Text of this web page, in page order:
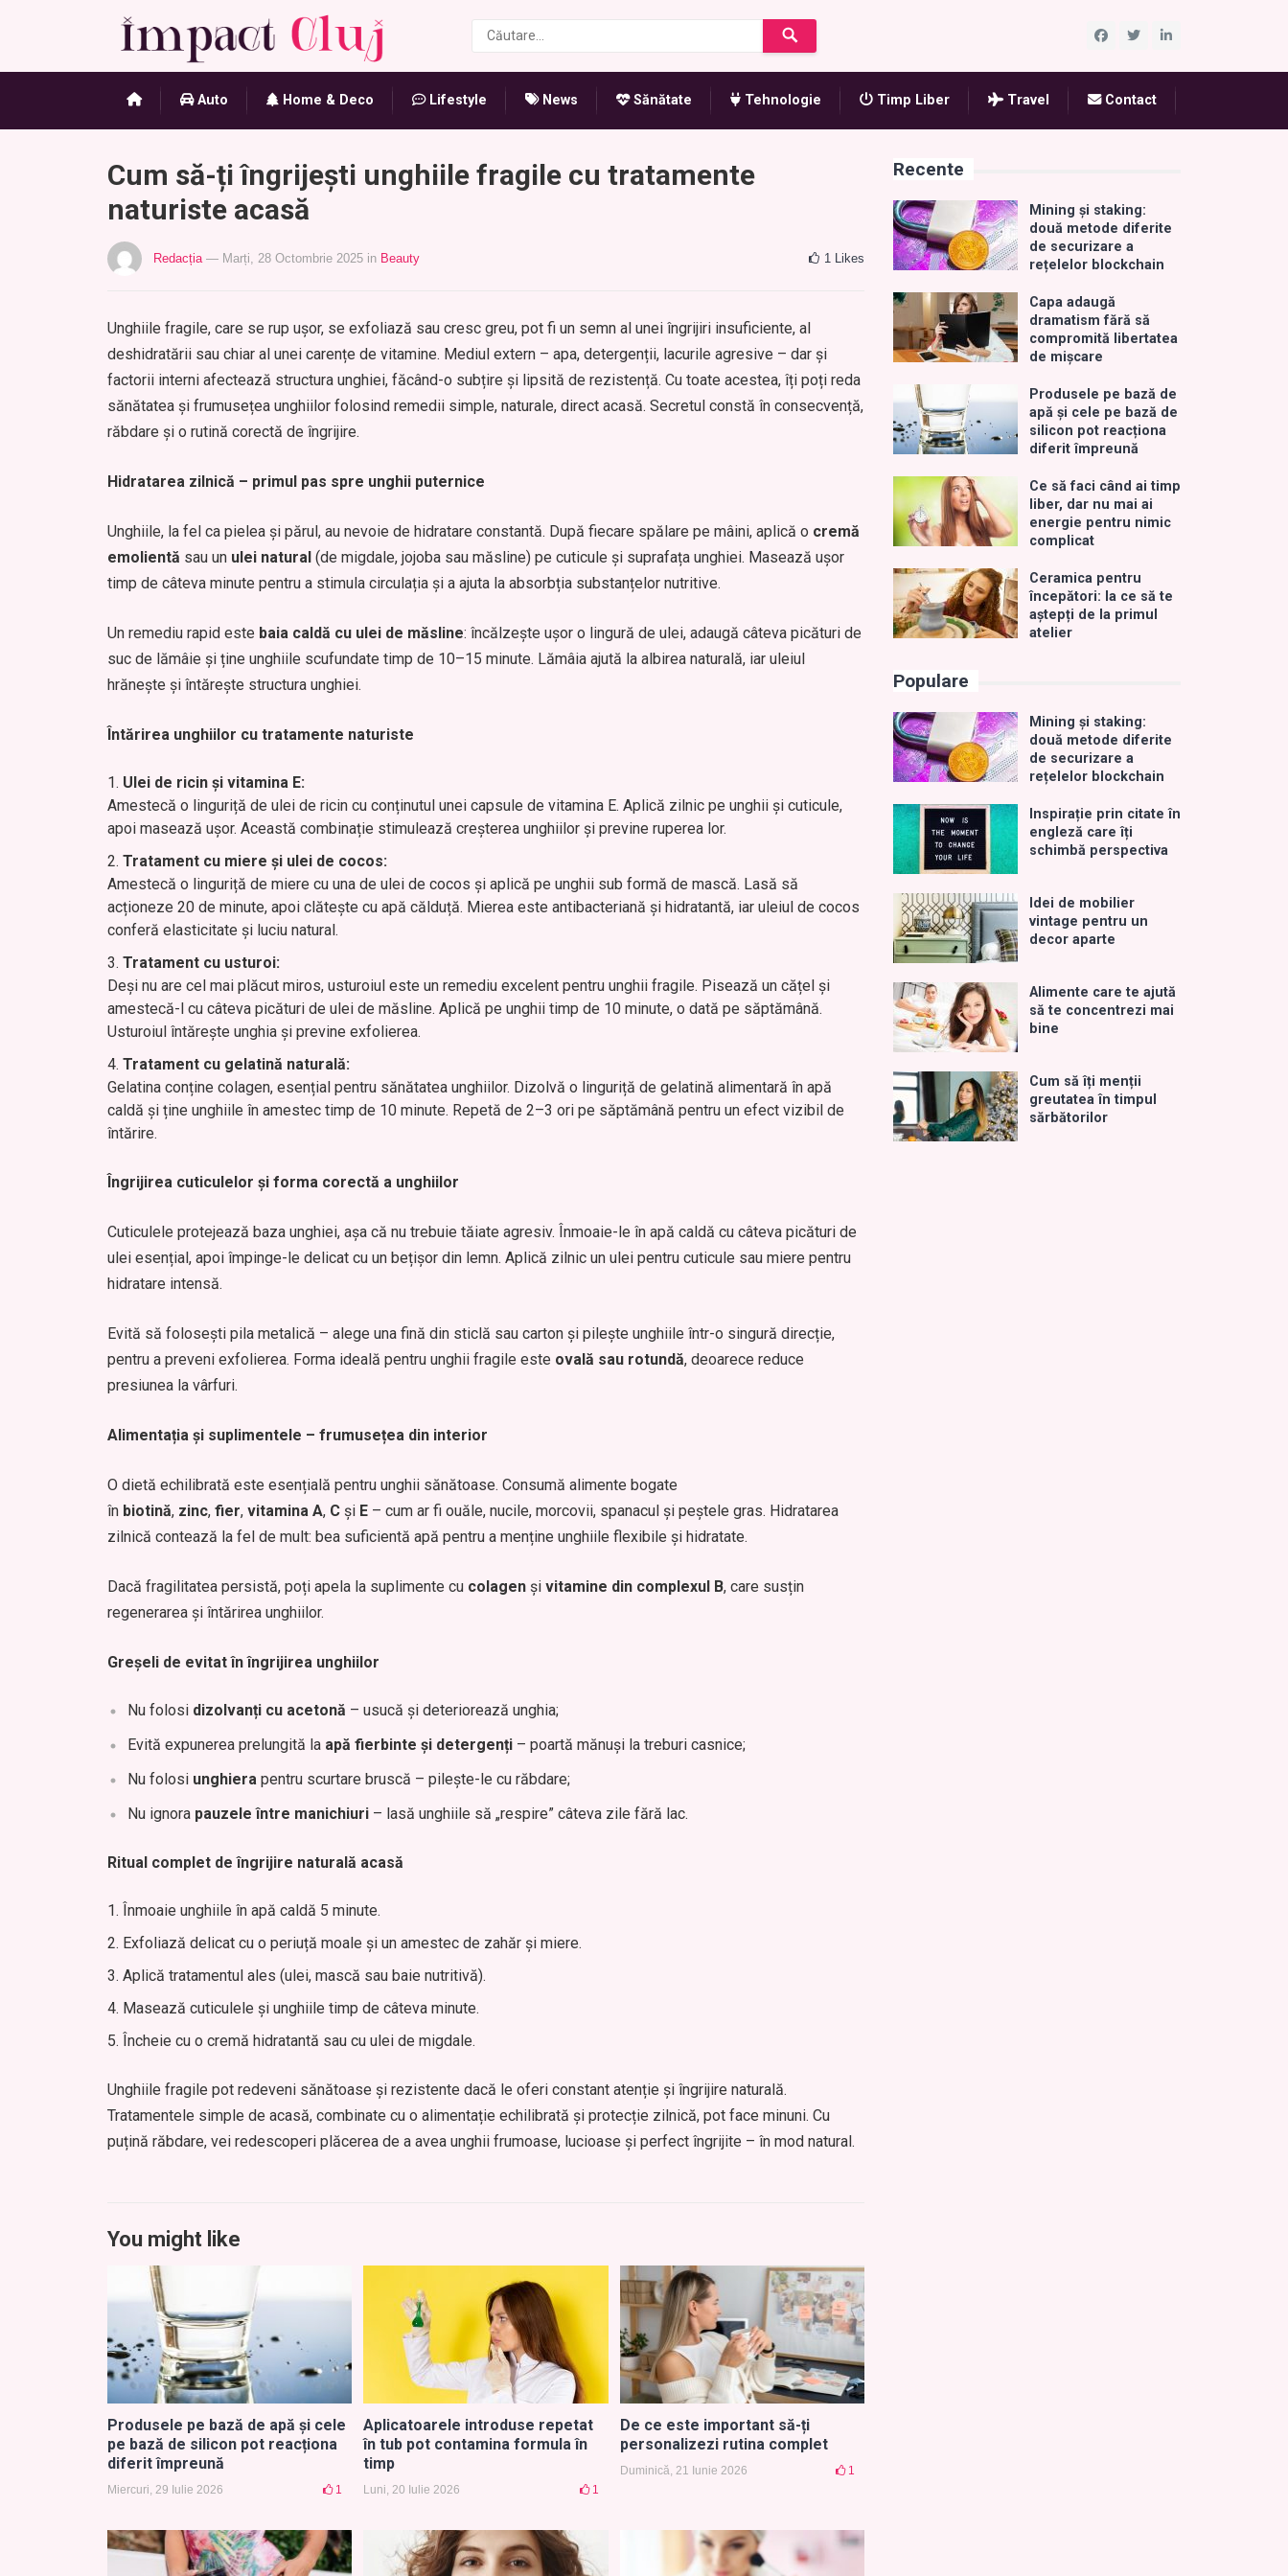
Auto Home & Deco Lifestyle News Sănătate Tehnologie Timp Liber Travel Contact
Cum să-ți îngrijești unghiile fragile cu tratamente
naturiste acasă
Redacția — Marți, 28 Octombrie 2025 in Beauty 1 Likes
Unghiile fragile, care se rup ușor, se exfoliază sau cresc greu, pot fi un semn al unei îngrijiri insuficiente, al
deshidratării sau chiar al unei carențe de vitamine. Mediul extern – apa, detergenții, lacurile agresive – dar și
factorii interni afectează structura unghiei, făcând-o subțire și lipsită de rezistență. Cu toate acestea, îți poți reda
sănătatea și frumusețea unghiilor folosind remedii simple, naturale, direct acasă. Secretul constă în consecvență,
răbdare și o rutină corectă de îngrijire.
Hidratarea zilnică – primul pas spre unghii puternice
Unghiile, la fel ca pielea și părul, au nevoie de hidratare constantă. După fiecare spălare pe mâini, aplică o cremă
emolientă sau un ulei natural (de migdale, jojoba sau măsline) pe cuticule și suprafața unghiei. Masează ușor
timp de câteva minute pentru a stimula circulația și a ajuta la absorbția substanțelor nutritive.
Un remediu rapid este baia caldă cu ulei de măsline: încălzește ușor o lingură de ulei, adaugă câteva picături de
suc de lămâie și ține unghiile scufundate timp de 10–15 minute. Lămâia ajută la albirea naturală, iar uleiul
hrănește și întărește structura unghiei.
Întărirea unghiilor cu tratamente naturiste
Ulei de ricin și vitamina E:
Amestecă o linguriță de ulei de ricin cu conținutul unei capsule de vitamina E. Aplică zilnic pe unghii și cuticule,
apoi masează ușor. Această combinație stimulează creșterea unghiilor și previne ruperea lor.
Tratament cu miere și ulei de cocos:
Amestecă o linguriță de miere cu una de ulei de cocos și aplică pe unghii sub formă de mască. Lasă să
acționeze 20 de minute, apoi clătește cu apă călduță. Mierea este antibacteriană și hidratantă, iar uleiul de cocos
conferă elasticitate și luciu natural.
Tratament cu usturoi:
Deși nu are cel mai plăcut miros, usturoiul este un remediu excelent pentru unghii fragile. Pisează un cățel și
amestecă-l cu câteva picături de ulei de măsline. Aplică pe unghii timp de 10 minute, o dată pe săptămână.
Usturoiul întărește unghia și previne exfolierea.
Tratament cu gelatină naturală:
Gelatina conține colagen, esențial pentru sănătatea unghiilor. Dizolvă o linguriță de gelatină alimentară în apă
caldă și ține unghiile în amestec timp de 10 minute. Repetă de 2–3 ori pe săptămână pentru un efect vizibil de
întărire.
Îngrijirea cuticulelor și forma corectă a unghiilor
Cuticulele protejează baza unghiei, așa că nu trebuie tăiate agresiv. Înmoaie-le în apă caldă cu câteva picături de
ulei esențial, apoi împinge-le delicat cu un bețișor din lemn. Aplică zilnic un ulei pentru cuticule sau miere pentru
hidratare intensă.
Evită să folosești pila metalică – alege una fină din sticlă sau carton și pilește unghiile într-o singură direcție,
pentru a preveni exfolierea. Forma ideală pentru unghii fragile este ovală sau rotundă, deoarece reduce
presiunea la vârfuri.
Alimentația și suplimentele – frumusețea din interior
O dietă echilibrată este esențială pentru unghii sănătoase. Consumă alimente bogate
în biotină, zinc, fier, vitamina A, C și E – cum ar fi ouăle, nucile, morcovii, spanacul și peștele gras. Hidratarea
zilnică contează la fel de mult: bea suficientă apă pentru a menține unghiile flexibile și hidratate.
Dacă fragilitatea persistă, poți apela la suplimente cu colagen și vitamine din complexul B, care susțin
regenerarea și întărirea unghiilor.
Greșeli de evitat în îngrijirea unghiilor
Nu folosi dizolvanți cu acetonă – usucă și deteriorează unghia;
Evită expunerea prelungită la apă fierbinte și detergenți – poartă mănuși la treburi casnice;
Nu folosi unghiera pentru scurtare bruscă – pilește-le cu răbdare;
Nu ignora pauzele între manichiuri – lasă unghiile să „respire” câteva zile fără lac.
Ritual complet de îngrijire naturală acasă
Înmoaie unghiile în apă caldă 5 minute.
Exfoliază delicat cu o periuță moale și un amestec de zahăr și miere.
Aplică tratamentul ales (ulei, mască sau baie nutritivă).
Masează cuticulele și unghiile timp de câteva minute.
Încheie cu o cremă hidratantă sau cu ulei de migdale.
Unghiile fragile pot redeveni sănătoase și rezistente dacă le oferi constant atenție și îngrijire naturală.
Tratamentele simple de acasă, combinate cu o alimentație echilibrată și protecție zilnică, pot face minuni. Cu
puțină răbdare, vei redescoperi plăcerea de a avea unghii frumoase, lucioase și perfect îngrijite – în mod natural.
You might like
Produsele pe bază de apă și cele
pe bază de silicon pot reacționa
diferit împreună
Miercuri, 29 Iulie 2026 1
Aplicatoarele introduse repetat
în tub pot contamina formula în
timp
Luni, 20 Iulie 2026 1
De ce este important să-ți
personalizezi rutina complet
Duminică, 21 Iunie 2026 1
Recente
Mining și staking:
două metode diferite
de securizare a
rețelelor blockchain
Capa adaugă
dramatism fără să
compromită libertatea
de mișcare
Produsele pe bază de
apă și cele pe bază de
silicon pot reacționa
diferit împreună
Ce să faci când ai timp
liber, dar nu mai ai
energie pentru nimic
complicat
Ceramica pentru
începători: la ce să te
aștepți de la primul
atelier
Populare
Mining și staking:
două metode diferite
de securizare a
rețelelor blockchain
Inspirație prin citate în
engleză care îți
schimbă perspectiva
Idei de mobilier
vintage pentru un
decor aparte
Alimente care te ajută
să te concentrezi mai
bine
Cum să îți menții
greutatea în timpul
sărbătorilor